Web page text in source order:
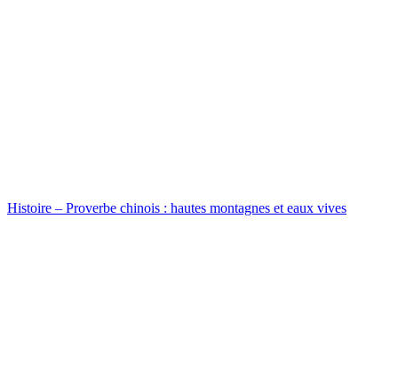
Histoire – Proverbe chinois : hautes montagnes et eaux vives